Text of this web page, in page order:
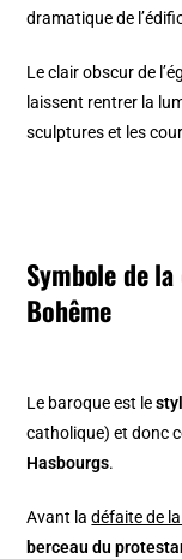
dramatique de
Le clair obscur de
laissent rentrer la
sculptures et les
Symbole de
Bohême
Le baroque est le
catholique) et donc
Hasbourgs.
Avant ladéfaite de
berceau du